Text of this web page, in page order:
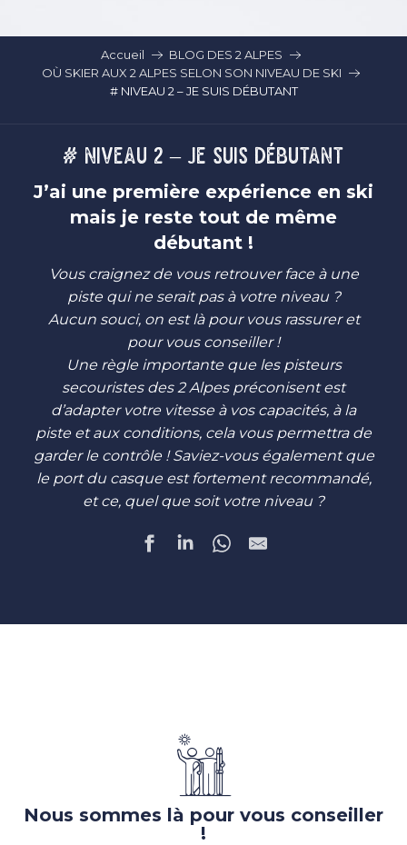
Accueil
BLOG DES 2 ALPES
OÙ SKIER AUX 2 ALPES SELON SON NIVEAU DE SKI
# NIVEAU 2 – JE SUIS DÉBUTANT
# NIVEAU 2 – JE SUIS DÉBUTANT
J’ai une première expérience en ski
mais je reste tout de même
débutant !
Vous craignez de vous retrouver face à une
piste qui ne serait pas à votre niveau ?
Aucun souci, on est là pour vous rassurer et
pour vous conseiller !
Une règle importante que les pisteurs
secouristes des 2 Alpes préconisent est
d’adapter votre vitesse à vos capacités, à la
piste et aux conditions, cela vous permettra de
garder le contrôle ! Saviez-vous également que
le port du casque est fortement recommandé,
et ce, quel que soit votre niveau ?
Nous sommes là pour vous conseiller
!